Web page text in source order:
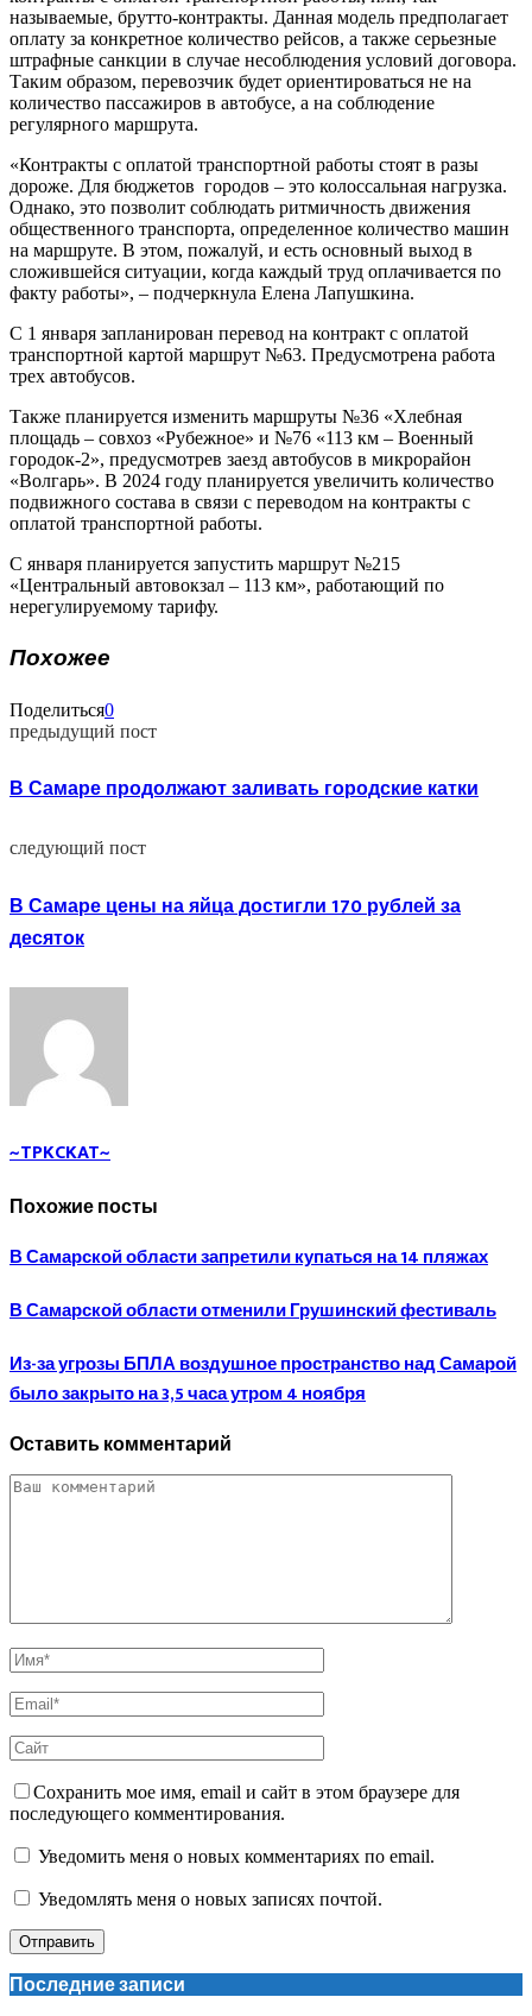
называемые, брутто-контракты. Данная модель предполагает
оплату за конкретное количество рейсов, а также серьезные
штрафные санкции в случае несоблюдения условий договора.
Таким образом, перевозчик будет ориентироваться не на
количество пассажиров в автобусе, а на соблюдение
регулярного маршрута.
«Контракты с оплатой транспортной работы стоят в разы
дороже. Для бюджетов городов – это колоссальная нагрузка.
Однако, это позволит соблюдать ритмичность движения
общественного транспорта, определенное количество машин
на маршруте. В этом, пожалуй, и есть основный выход в
сложившейся ситуации, когда каждый труд оплачивается по
факту работы», – подчеркнула Елена Лапушкина.
С 1 января запланирован перевод на контракт с оплатой
транспортной картой маршрут №63. Предусмотрена работа
трех автобусов.
Также планируется изменить маршруты №36 «Хлебная
площадь – совхоз «Рубежное» и №76 «113 км – Военный
городок-2», предусмотрев заезд автобусов в микрорайон
«Волгарь». В 2024 году планируется увеличить количество
подвижного состава в связи с переводом на контракты с
оплатой транспортной работы.
С января планируется запустить маршрут №215
«Центральный автовокзал – 113 км», работающий по
нерегулируемому тарифу.
Похожее
Поделиться0
предыдущий пост
В Самаре продолжают заливать городские катки
следующий пост
В Самаре цены на яйца достигли 170 рублей за
десяток
~TPKCKAT~
Похожие посты
В Самарской области запретили купаться на 14 пляжах
В Самарской области отменили Грушинский фестиваль
Из-за угрозы БПЛА воздушное пространство над Самарой
было закрыто на 3,5 часа утром 4 ноября
Оставить комментарий
Сохранить мое имя, email и сайт в этом браузере для
последующего комментирования.
Уведомить меня о новых комментариях по email.
Уведомлять меня о новых записях почтой.
Последние записи